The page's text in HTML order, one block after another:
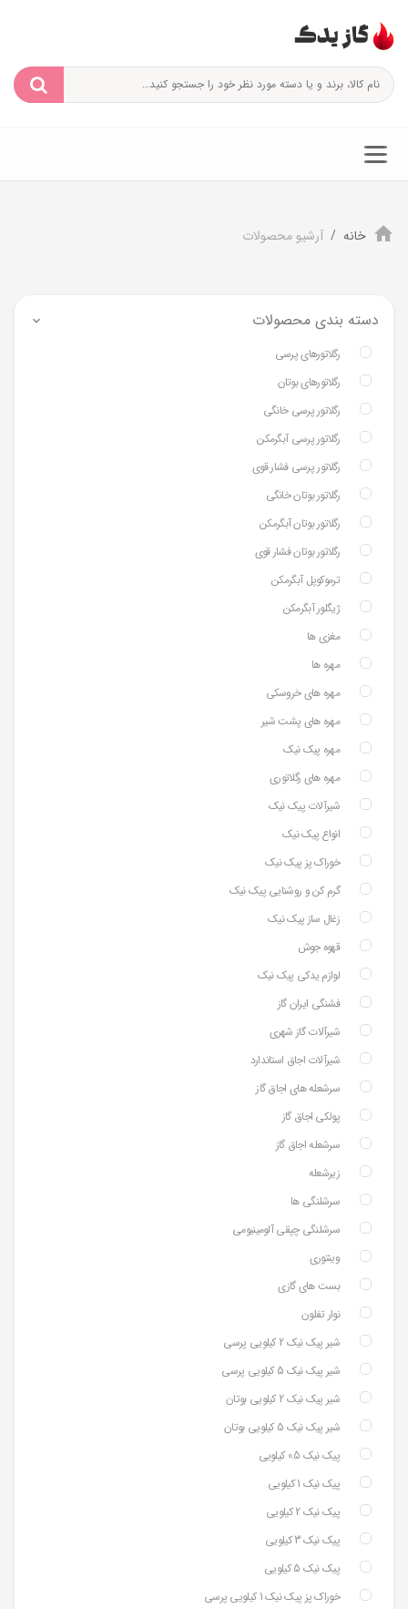
خانه آرشیو محصولات
دسته بندی محصولات
رگلاتورهای پرسی
رگلاتورهای بوتان
رگلاتور پرسی خانگی
رگلاتور پرسی آبگرمکن
رگلاتور پرسی فشار قوی
رگلاتور بوتان خانگی
رگلاتور بوتان آبگرمکن
رگلاتور بوتان فشار قوی
ترموکوپل آبگرمکن
ژیگلور آبگرمکن
مغزی ها
مهره ها
مهره های خروسکی
مهره های پشت شیر
مهره پیک نیک
مهره های رگلاتوری
شیرآلات پیک نیک
انواع پیک نیک
خوراک پز پیک نیک
گرم کن و روشنایی پیک نیک
زغال ساز پیک نیک
قهوه جوش
لوازم یدکی پیک نیک
فشنگی ایران گاز
شیرآلات گاز شهری
شیرآلات اجاق استاندارد
سرشعله های اجاق گاز
پولکی اجاق گاز
سرشعله اجاق گاز
زیرشعله
سرشلنگی ها
سرشلنگی چپقی آلومینیومی
وینتوری
بست های گازی
نوار تفلون
شیر پیک نیک 2 کیلویی پرسی
شیر پیک نیک 5 کیلویی پرسی
شیر پیک نیک 2 کیلویی بوتان
شیر پیک نیک 5 کیلویی بوتان
پیک نیک 0.5 کیلویی
پیک نیک 1 کیلویی
پیک نیک 2 کیلویی
پیک نیک 3 کیلویی
پیک نیک 5 کیلویی
خوراک پز پیک نیک 1 کیلویی پرسی